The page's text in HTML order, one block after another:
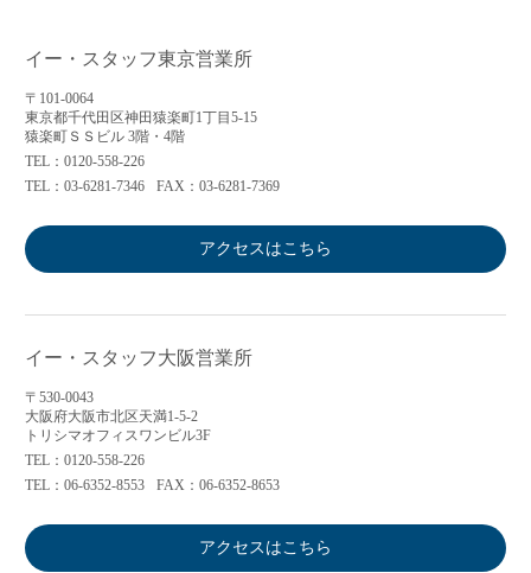
イー・スタッフ東京営業所
〒101-0064
東京都千代田区神田猿楽町1丁目5-15
猿楽町ＳＳビル 3階・4階
TEL：0120-558-226
TEL：03-6281-7346
FAX：03-6281-7369
アクセスはこちら
イー・スタッフ大阪営業所
〒530-0043
大阪府大阪市北区天満1-5-2
トリシマオフィスワンビル3F
TEL：0120-558-226
TEL：06-6352-8553
FAX：06-6352-8653
アクセスはこちら